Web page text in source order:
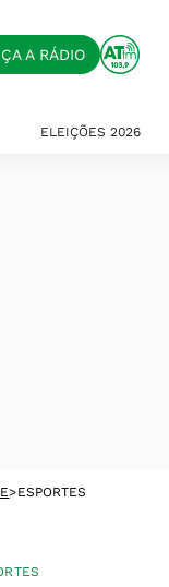
A RÁDIO
ELEIÇÕES 2026
>ESPORTES